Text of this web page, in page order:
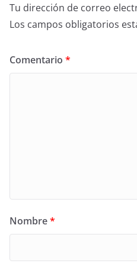
Tu dirección de correo
Los campos obligatorios
Comentario *
Nombre*